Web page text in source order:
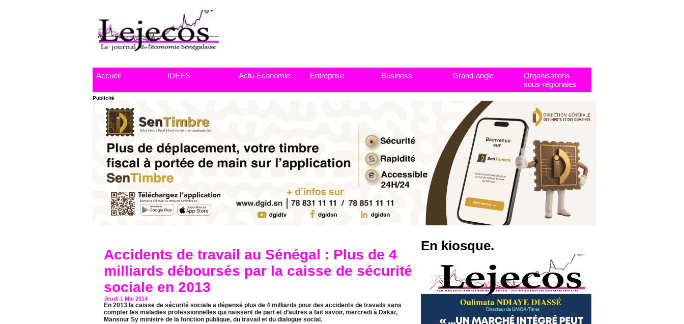
Accueil IDEES Actu-Economie Entreprise Business Grand-angle
Organisations
sous-régionales
Publicité
Accidents de travail au Sénégal : Plus de 4
milliards déboursés par la caisse de sécurité
sociale en 2013
Jeudi 1 Mai 2014
En 2013 la caisse de sécurité sociale a dépensé plus de 4 milliards pour des accidents de travails sans
compter les maladies professionnelles qui naissent de part et d’autres a fait savoir, mercredi à Dakar,
Mansour Sy ministre de la fonction publique, du travail et du dialogue social.
En kiosque.